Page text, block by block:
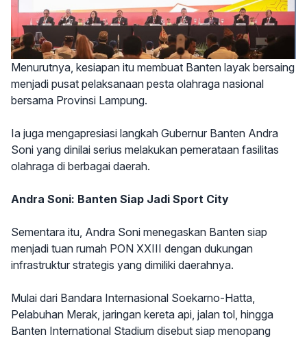
Menurutnya, kesiapan itu membuat Banten layak bersaing
menjadi pusat pelaksanaan pesta olahraga nasional
bersama Provinsi Lampung.
Ia juga mengapresiasi langkah Gubernur Banten Andra
Soni yang dinilai serius melakukan pemerataan fasilitas
olahraga di berbagai daerah.
Andra Soni: Banten Siap Jadi Sport City
Sementara itu, Andra Soni menegaskan Banten siap
menjadi tuan rumah PON XXIII dengan dukungan
infrastruktur strategis yang dimiliki daerahnya.
Mulai dari Bandara Internasional Soekarno-Hatta,
Pelabuhan Merak, jaringan kereta api, jalan tol, hingga
Banten International Stadium disebut siap menopang